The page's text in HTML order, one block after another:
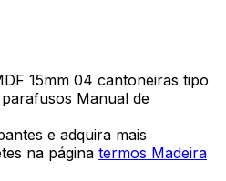
15mm 04 cantoneiras tipo
Manual de
e adquira mais
na página termos Madeira